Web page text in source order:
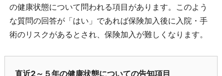
の健康状態について問われる項目があります。このよう
な質問の回答が「はい」であれば保険加入後に入院・手
術のリスクがあるとされ、保険加入が難しくなります。
直近2～５年の健康状態についての告知項目